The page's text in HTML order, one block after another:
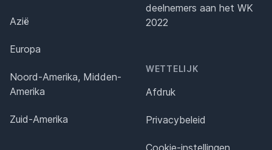
Azië
Europa
Noord-Amerika, Midden-
Amerika
Zuid-Amerika
deelnemers aan het WK
2022
WETTELIJK
Afdruk
Privacybeleid
Cookie-instellingen